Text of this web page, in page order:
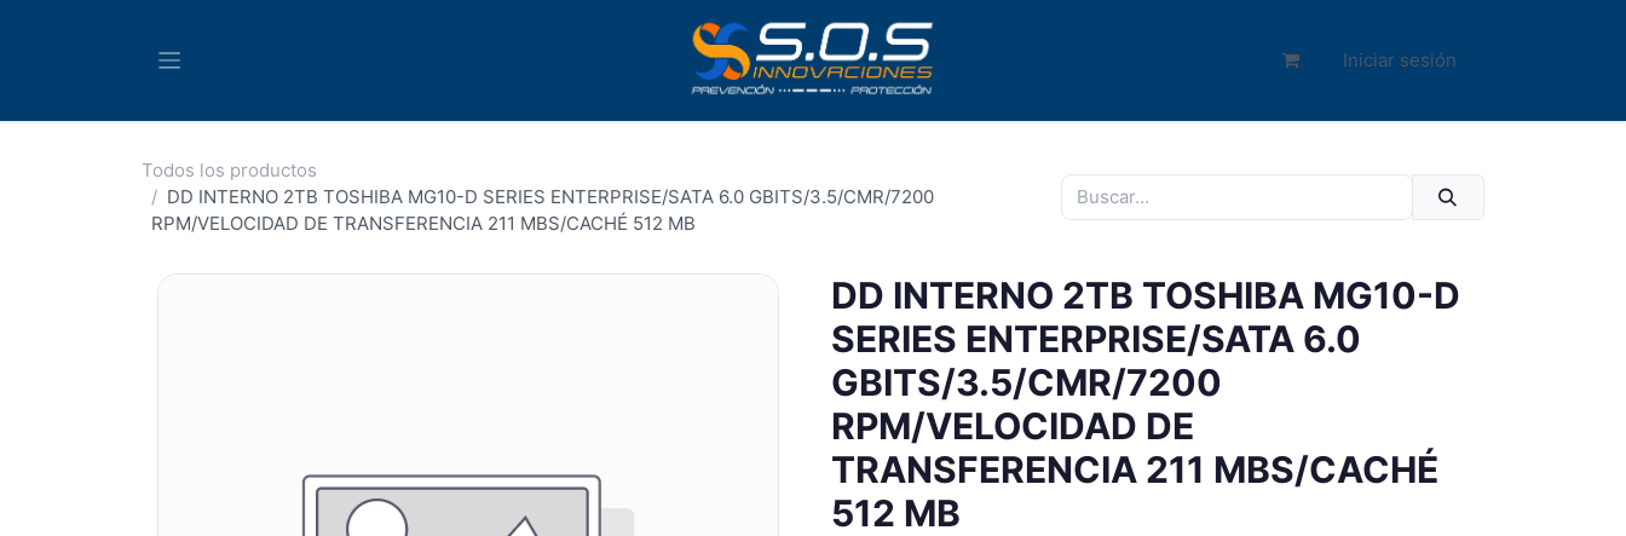
Iniciar sesión
Todos los productos
DD INTERNO 2TB TOSHIBA MG10-D SERIES ENTERPRISE/SATA 6.0 GBITS/3.5/CMR/7200
RPM/VELOCIDAD DE TRANSFERENCIA 211 MBS/CACHÉ 512 MB
DD INTERNO 2TB TOSHIBA MG10-D
SERIES ENTERPRISE/SATA 6.0
GBITS/3.5/CMR/7200
RPM/VELOCIDAD DE
TRANSFERENCIA 211 MBS/CACHÉ
512 MB